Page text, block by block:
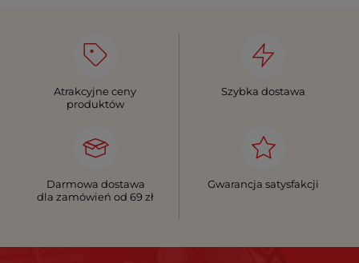
Atrakcyjne ceny
produktów
Szybka dostawa
Darmowa dostawa
dla zamówień od 69 zł
Gwarancja satysfakcji